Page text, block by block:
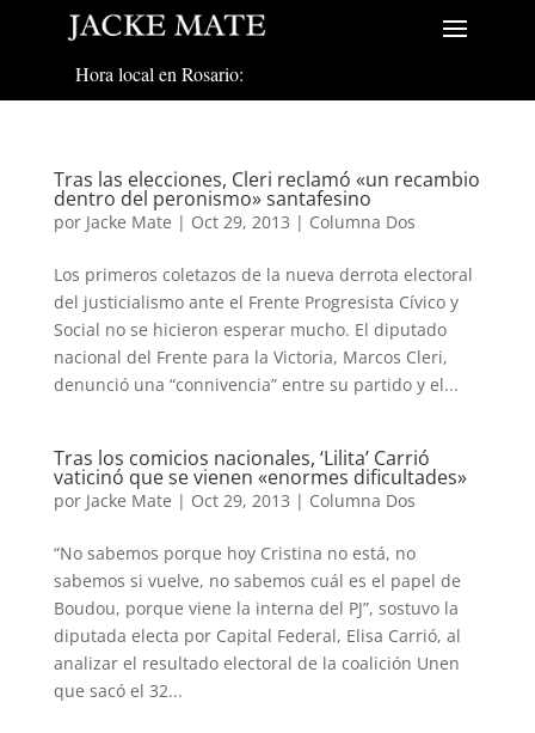
Hora local en Rosario:
Tras las elecciones, Cleri reclamó «un recambio
dentro del peronismo» santafesino
por Jacke Mate | Oct 29, 2013 | Columna Dos
Los primeros coletazos de la nueva derrota electoral
del justicialismo ante el Frente Progresista Cívico y
Social no se hicieron esperar mucho. El diputado
nacional del Frente para la Victoria, Marcos Cleri,
denunció una “connivencia” entre su partido y el...
Tras los comicios nacionales, ‘Lilita’ Carrió
vaticinó que se vienen «enormes dificultades»
por Jacke Mate | Oct 29, 2013 | Columna Dos
“No sabemos porque hoy Cristina no está, no
sabemos si vuelve, no sabemos cuál es el papel de
Boudou, porque viene la interna del PJ”, sostuvo la
diputada electa por Capital Federal, Elisa Carrió, al
analizar el resultado electoral de la coalición Unen
que sacó el 32...